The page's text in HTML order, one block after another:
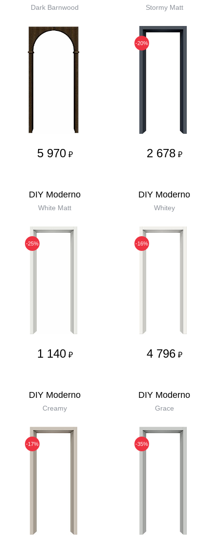
Dark Barnwood
5 970 ₽
Stormy Matt
-20%
2 678 ₽
DIY Moderno
White Matt
-25%
1 140 ₽
DIY Moderno
Whitey
-16%
4 796 ₽
DIY Moderno
Creamy
-17%
DIY Moderno
Grace
-35%